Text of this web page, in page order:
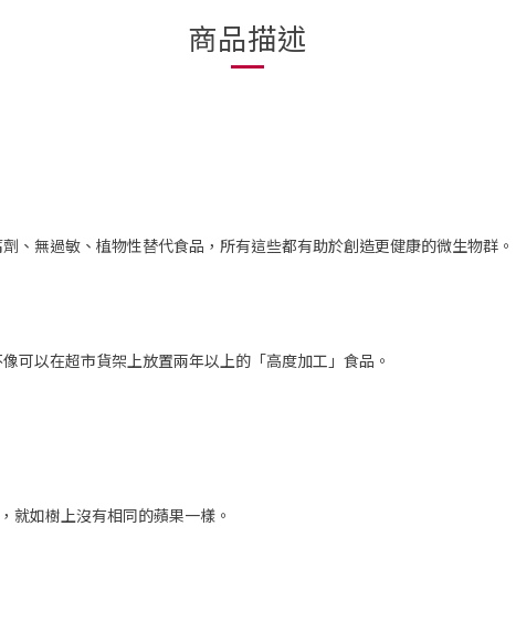
商品描述
、無過敏、植物性替代食品，所有這些都有助於創造更健康的微生物群。
可以在超市貨架上放置兩年以上的「高度加工」食品。
就如樹上沒有相同的蘋果一樣。